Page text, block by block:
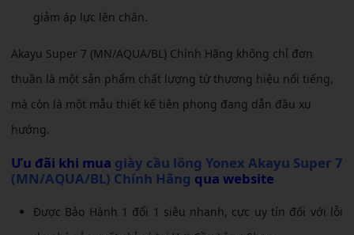
giảm áp lực lên chân.
Akayu Super 7 (MN/AQUA/BL) Chính Hãng không chỉ đơn
thuần là một sản phẩm chất lượng từ thương hiệu nổi tiếng,
mà còn là một mẫu thiết kế tiên phong đang dẫn đầu xu
hướng.
Ưu đãi khi mua giày cầu lông Yonex Akayu Super 7
(MN/AQUA/BL) Chính Hãng qua website
Được Bảo Hành 1 đổi 1 siêu nhanh, cực uy tín đối với lỗi